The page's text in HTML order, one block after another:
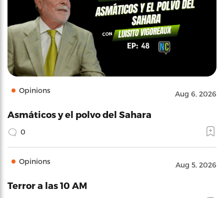
Opinions Aug 6, 2026
Asmáticos y el polvo del Sahara
0
Opinions Aug 5, 2026
Terror a las 10 AM